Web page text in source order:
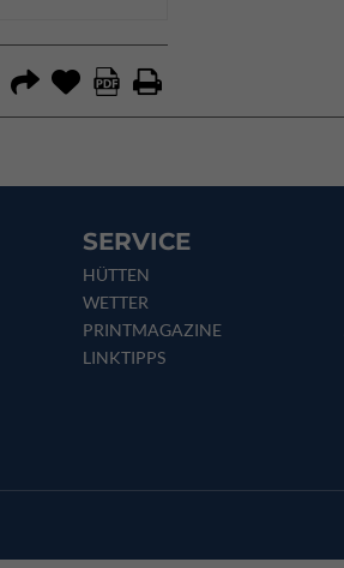
SERVICE
HÜTTEN
WETTER
PRINTMAGAZINE
LINKTIPPS